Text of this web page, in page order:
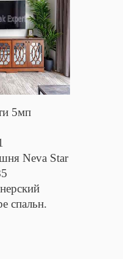
5мп
Neva Star
спальн.